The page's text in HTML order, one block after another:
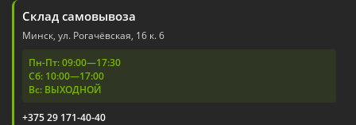
Склад самовывоза
Минск, ул. Рогачёвская, 16 к. 6
Пн-Пт: 09:00—17:30
Сб: 10:00—17:00
Вс: ВЫХОДНОЙ
+375 29 171-40-40